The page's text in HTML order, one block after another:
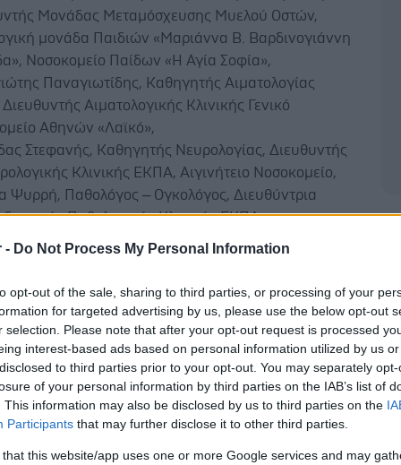
- Do Not Process My Personal Information
opt-out of the sale, sharing to third parties, or processing of your
for targeted advertising by us, please use the below opt-out
selection. Please note that after your opt-out request is processed
interest-based ads based on personal information utilized by us
to third parties prior to your opt-out. You may separately
of your personal information by third parties on the IAB’s list of
This information may also be disclosed by us to third parties on the
Participants that may further disclose it to other third parties.
that this website/app uses one or more Google services and may
Μονάδας Μεταμόσχευσης Μυελού Οστών,
μονάδα Παιδιών «Μαριάννα Β. Βαρδινογιάννη
Νοσοκομείο Παίδων «H Αγία Σοφία»,
Παναγιωτίδης, Καθηγητής Αιματολογίας
Αιματολογικής Κλινικής Γενικό
Αθηνών «Λαϊκό»,
Στεφανής, Καθηγητής Νευρολογίας, Διευθυντής
Κλινικής ΕΚΠΑ, Αιγινήτειο Νοσοκομείο,
Ψυρρή, Παθολόγος – Ογκολόγος, Διευθύντρια
Παθολογικής Κλινικής ΕΚΠΑ,
Γενικό Νοσοκομείο «Αττικόν».
ακολούθησε τα 20 πρώτα χρόνια της λειτουργίας
και στόχο την περαιτέρω ανάπτυξη των κλινικών
χώρα μας. Στην Coronis στηρίζουμε με τις
υπηρεσίες μας το έργο των φαρμακευτικών
αλλά και το έργο των Επιστημόνων και των
- Ιατρών, που δεν σταματούν να προσπαθούν για να
πραγματικότητα», δήλωσε σχετικά η κ. Ευαγγελία
και Διευθύνουσα Σύμβουλος της Coronis